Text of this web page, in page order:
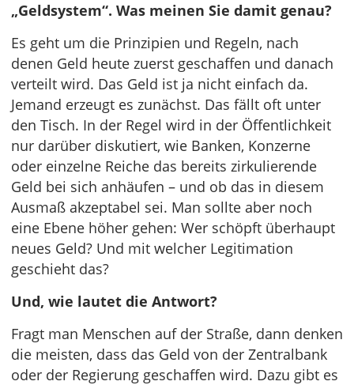
„Geldsystem“. Was meinen Sie damit genau?
Es geht um die Prinzipien und Regeln, nach
denen Geld heute zuerst geschaffen und danach
verteilt wird. Das Geld ist ja nicht einfach da.
Jemand erzeugt es zunächst. Das fällt oft unter
den Tisch. In der Regel wird in der Öffentlichkeit
nur darüber diskutiert, wie Banken, Konzerne
oder einzelne Reiche das bereits zirkulierende
Geld bei sich anhäufen – und ob das in diesem
Ausmaß akzeptabel sei. Man sollte aber noch
eine Ebene höher gehen: Wer schöpft überhaupt
neues Geld? Und mit welcher Legitimation
geschieht das?
Und, wie lautet die Antwort?
Fragt man Menschen auf der Straße, dann denken
die meisten, dass das Geld von der Zentralbank
oder der Regierung geschaffen wird. Dazu gibt es